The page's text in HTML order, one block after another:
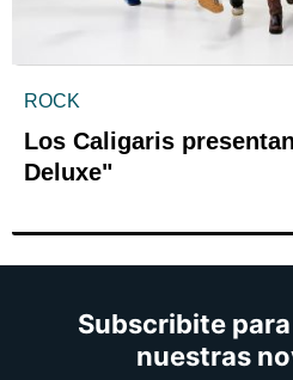
ROCK
Los Caligaris
Deluxe"
Subscribite
nuestras